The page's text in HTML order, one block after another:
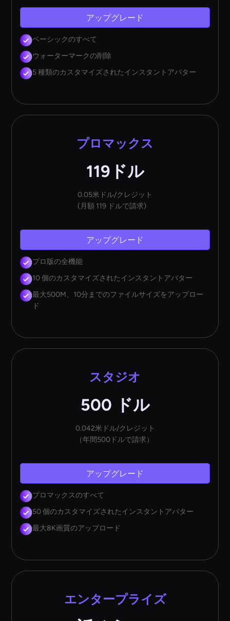
アップグレード
ベーシックのすべて
ウォーターマークの削除
5 種類のカスタマイズされたインスタントアバター
プロマックス
119ドル
0.05米ドル/クレジット
(月額 119 ドルで請求)
アップグレード
プロ版の全機能
10 個のカスタマイズされたインスタントアバター
最大500M、10分までのファイルサイズをアップロー
ド
スタジオ
500 ドル
0.042米ドル/クレジット
（年間500ドルで請求）
アップグレード
プロマックスのすべて
50 個のカスタマイズされたインスタントアバター
最大8K画質のアップロード
エンタープライズ